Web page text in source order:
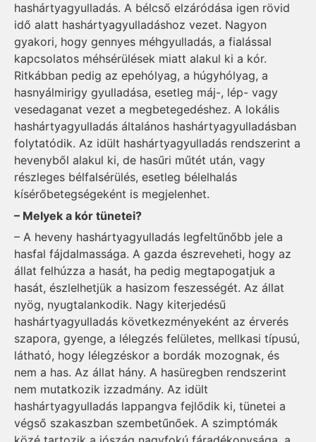
hashártyagyulladás. A bélcső elzáródása igen rövid
idő alatt hashártyagyulladáshoz vezet. Nagyon
gyakori, hogy gennyes méhgyulladás, a fialással
kapcsolatos méhsérülések miatt alakul ki a kór.
Ritkábban pedig az epehólyag, a húgyhólyag, a
hasnyálmirigy gyulladása, esetleg máj-, lép- vagy
vesedaganat vezet a megbetegedéshez. A lokális
hashártyagyulladás általános hashártyagyulladásban
folytatódik. Az idült hashártyagyulladás rendszerint a
hevenyből alakul ki, de hasűri műtét után, vagy
részleges bélfalsérülés, esetleg bélelhalás
kísérőbetegségeként is megjelenhet.
– Melyek a kór tünetei?
– A heveny hashártyagyulladás legfeltűnőbb jele a
hasfal fájdalmassága. A gazda észreveheti, hogy az
állat felhúzza a hasát, ha pedig megtapogatjuk a
hasát, észlelhetjük a hasizom feszességét. Az állat
nyög, nyugtalankodik. Nagy kiterjedésű
hashártyagyulladás következményeként az érverés
szapora, gyenge, a lélegzés felületes, mellkasi típusú,
látható, hogy lélegzéskor a bordák mozognak, és
nem a has. Az állat hány. A hasüregben rendszerint
nem mutatkozik izzadmány. Az idült
hashártyagyulladás lappangva fejlődik ki, tünetei a
végső szakaszban szembetűnőek. A szimptómák